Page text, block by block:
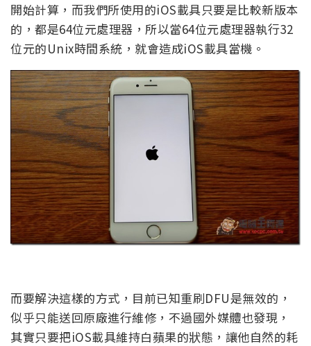
開始計算，而我們所使用的iOS載具只要是比較新版本
的，都是64位元處理器，所以當64位元處理器執行32
位元的Unix時間系統，就會造成iOS載具當機。
而要解決這樣的方式，目前已知重刷DFU是無效的，
似乎只能送回原廠進行維修，不過國外媒體也發現，
其實只要把iOS載具維持白蘋果的狀態，讓他自然的耗